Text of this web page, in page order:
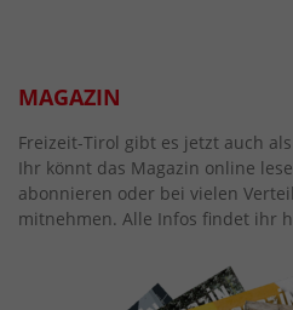
MAGAZIN
Freizeit-Tirol gibt es jetzt auch als
Ihr könnt das Magazin online
abonnieren oder bei vielen
mitnehmen. Alle Infos findet ihr